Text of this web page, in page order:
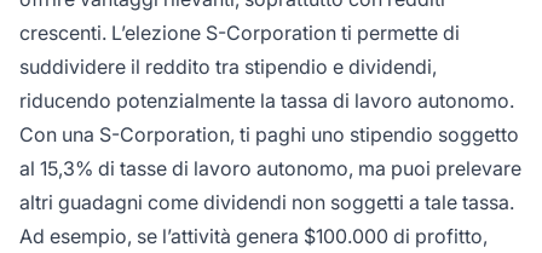
crescenti. L’elezione S-Corporation ti permette di
suddividere il reddito tra stipendio e dividendi,
riducendo potenzialmente la tassa di lavoro autonomo.
Con una S-Corporation, ti paghi uno stipendio soggetto
al 15,3% di tasse di lavoro autonomo, ma puoi prelevare
altri guadagni come dividendi non soggetti a tale tassa.
Ad esempio, se l’attività genera $100.000 di profitto,